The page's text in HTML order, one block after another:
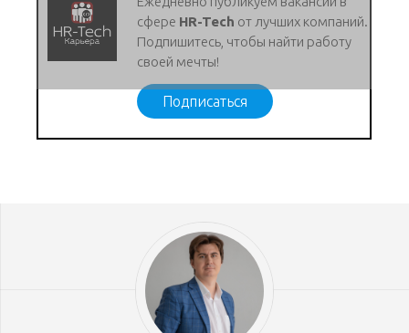
сфере HR-Tech от лучших компаний.
Подпишитесь, чтобы найти работу
своей мечты!
Подписаться